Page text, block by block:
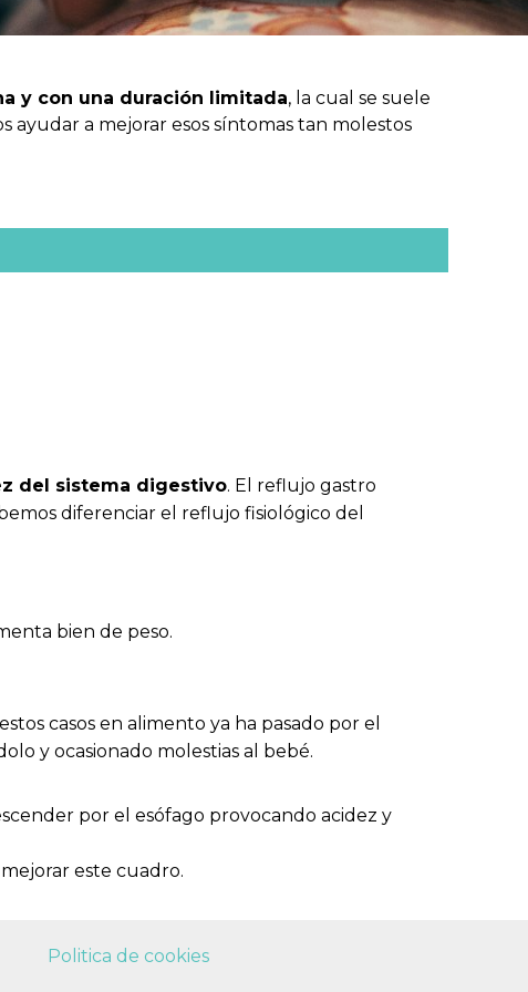
y con una duración limitada, la cual se suele
ayudar a mejorar esos síntomas tan molestos
del sistema digestivo. El reflujo gastro
diferenciar el reflujo fisiológico del
bien de peso.
casos en alimento ya ha pasado por el
y ocasionado molestias al bebé.
por el esófago provocando acidez y
este cuadro.
Politica de cookies